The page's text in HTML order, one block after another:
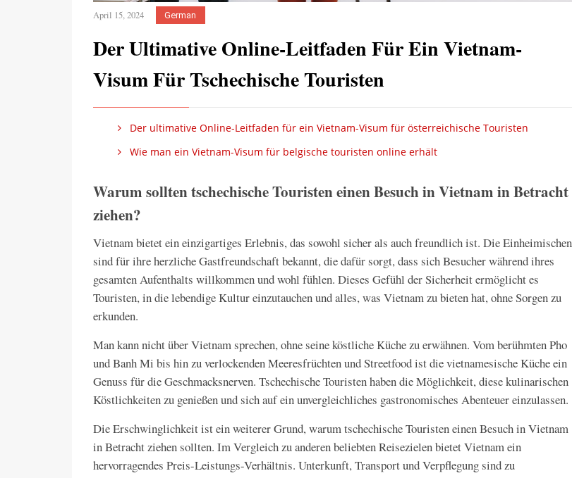
April 15, 2024 German
Der Ultimative Online-Leitfaden Für Ein Vietnam-
Visum Für Tschechische Touristen
Der ultimative Online-Leitfaden für ein Vietnam-Visum für österreichische Touristen
Wie man ein Vietnam-Visum für belgische touristen online erhält
Warum sollten tschechische Touristen einen Besuch in Vietnam in Betracht
ziehen?
Vietnam bietet ein einzigartiges Erlebnis, das sowohl sicher als auch freundlich ist. Die Einheimischen
sind für ihre herzliche Gastfreundschaft bekannt, die dafür sorgt, dass sich Besucher während ihres
gesamten Aufenthalts willkommen und wohl fühlen. Dieses Gefühl der Sicherheit ermöglicht es
Touristen, in die lebendige Kultur einzutauchen und alles, was Vietnam zu bieten hat, ohne Sorgen zu
erkunden.
Man kann nicht über Vietnam sprechen, ohne seine köstliche Küche zu erwähnen. Vom berühmten Pho
und Banh Mi bis hin zu verlockenden Meeresfrüchten und Streetfood ist die vietnamesische Küche ein
Genuss für die Geschmacksnerven. Tschechische Touristen haben die Möglichkeit, diese kulinarischen
Köstlichkeiten zu genießen und sich auf ein unvergleichliches gastronomisches Abenteuer einzulassen.
Die Erschwinglichkeit ist ein weiterer Grund, warum tschechische Touristen einen Besuch in Vietnam
in Betracht ziehen sollten. Im Vergleich zu anderen beliebten Reisezielen bietet Vietnam ein
hervorragendes Preis-Leistungs-Verhältnis. Unterkunft, Transport und Verpflegung sind zu